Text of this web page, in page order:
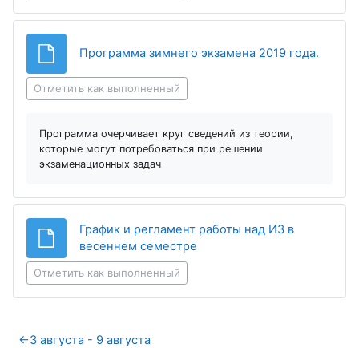
Программа зимнего экзамена 2019 года.
Отметить как выполненный
Программа очерчивает круг сведений из теории,
которые могут потребоваться при решении
экзаменационных задач
График и регламент работы над ИЗ в
весеннем семестре
Отметить как выполненный
←3 августа - 9 августа